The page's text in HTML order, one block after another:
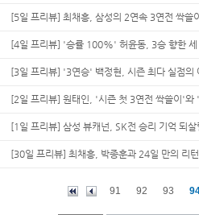
[5일 프리뷰] 최채흥, 삼성의 2연속 3연전 싹쓸
[4일 프리뷰] '승률 100%' 허윤동, 3승 향한 세
[3일 프리뷰] '3연승' 백정현, 시즌 최다 실점의
[2일 프리뷰] 원태인, '시즌 첫 3연전 싹쓸이'와
[1일 프리뷰] 삼성 뷰캐넌, SK전 승리 기억 되살
[30일 프리뷰] 최채흥, 박종훈과 24일 만의 리
91 92 93